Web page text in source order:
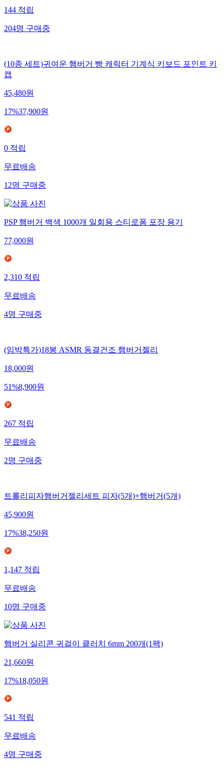
144 적립
204명 구매중
(10종 세트)귀여운 햄버거 빵 캐릭터 기계식 키보드 포인트 키
캡
45,480원
17%37,900원
0 적립
무료배송
12명 구매중
PSP 햄버거 백색 1000개 일회용 스티로폼 포장 용기
77,000원
2,310 적립
무료배송
4명 구매중
(임박특가)18봉 ASMR 동결건조 햄버거젤리
18,000원
51%8,900원
267 적립
무료배송
2명 구매중
트롤리피자햄버거젤리세트 피자(5개)+햄버거(5개)
45,900원
17%38,250원
1,147 적립
무료배송
10명 구매중
햄버거 실리콘 귀걸이 클러치 6mm 200개(1팩)
21,660원
17%18,050원
541 적립
무료배송
4명 구매중